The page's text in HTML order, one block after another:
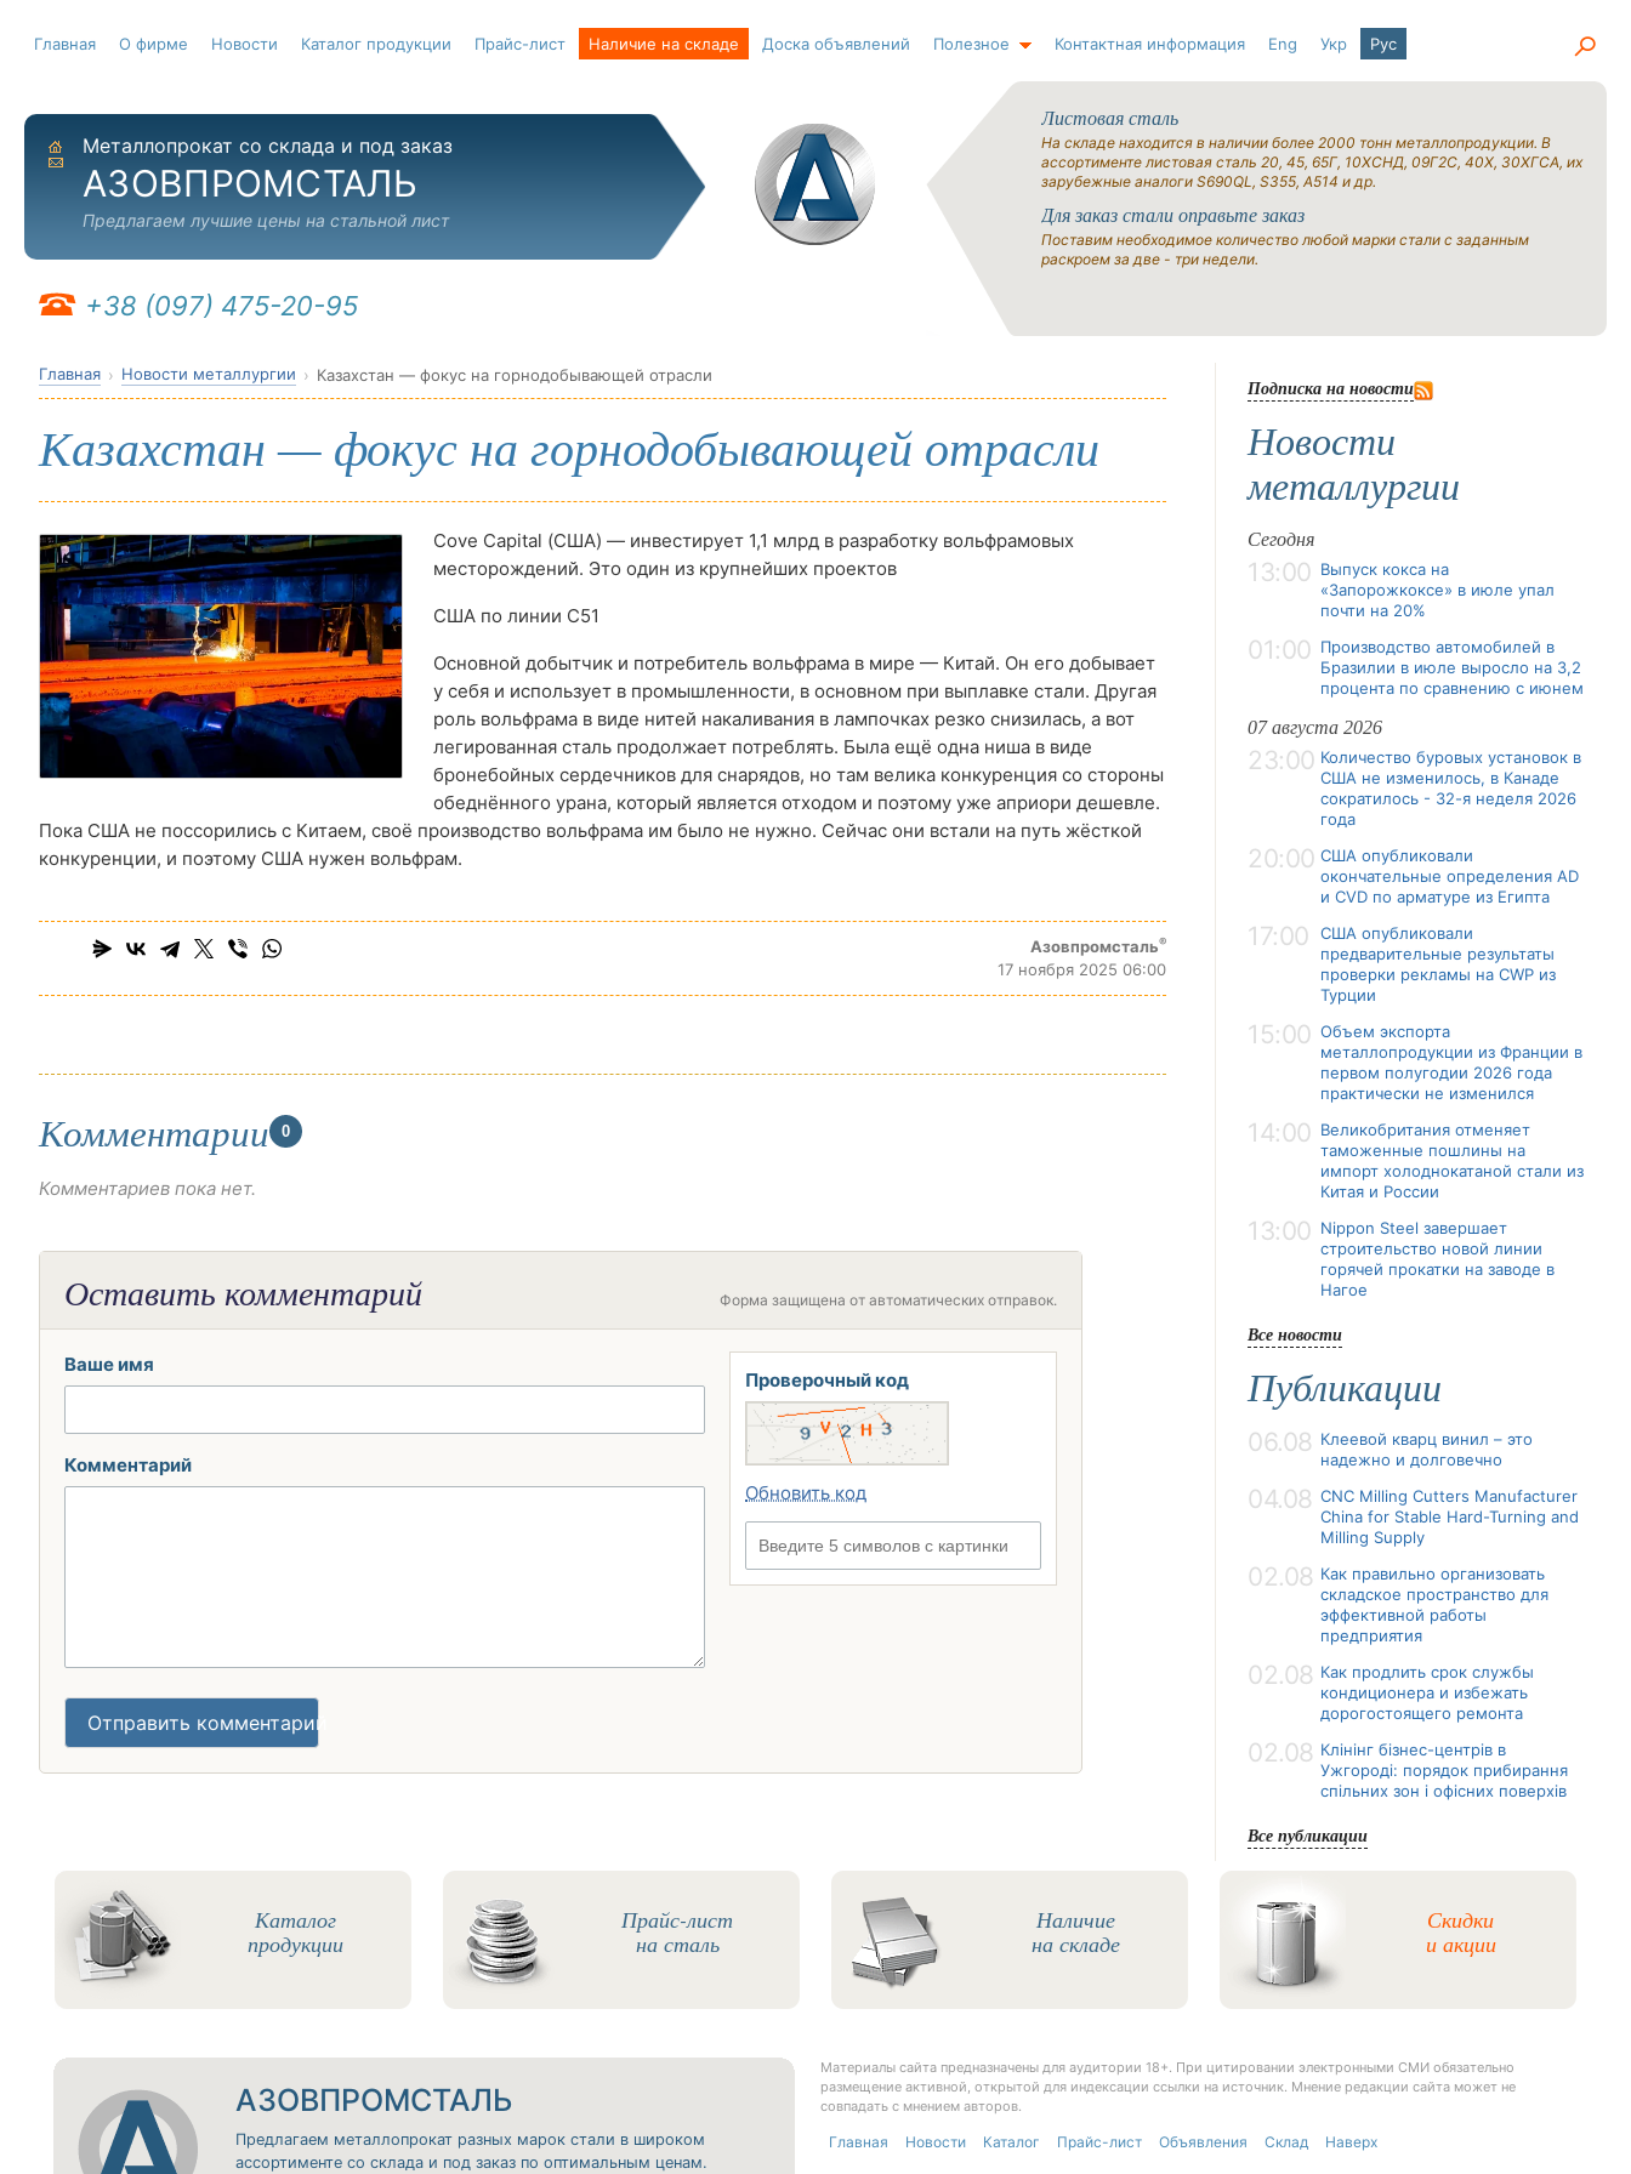
Главная О фирме Новости Каталог продукции Прайс-лист Наличие на складе Доска объявлений Полезное Контактная информация Eng Укр Рус
На главную
Отправить письмо
Металлопрокат со склада и под заказ
АЗОВПРОМСТАЛЬ
Предлагаем лучшие цены на стальной лист
+38 (097) 475-20-95
Листовая сталь
На складе находится в наличии более 2000 тонн металлопродукции. В
ассортименте листовая сталь 20, 45, 65Г, 10ХСНД, 09Г2С, 40Х, 30ХГСА, их
зарубежные аналоги S690QL, S355, A514 и др.
Для заказ стали оправьте заказ
Поставим необходимое количество любой марки стали с заданным
раскроем за две - три недели.
Главная Новости металлургии Казахстан — фокус на горнодобывающей отрасли
Казахстан — фокус на горнодобывающей отрасли
Cove Capital (США) — инвестирует 1,1 млрд в разработку вольфрамовых
месторождений. Это один из крупнейших проектов
США по линии C51
Основной добытчик и потребитель вольфрама в мире — Китай. Он его добывает
у себя и использует в промышленности, в основном при выплавке стали. Другая
роль вольфрама в виде нитей накаливания в лампочках резко снизилась, а вот
легированная сталь продолжает потреблять. Была ещё одна ниша в виде
бронебойных сердечников для снарядов, но там велика конкуренция со стороны
обеднённого урана, который является отходом и поэтому уже априори дешевле.
Пока США не поссорились с Китаем, своё производство вольфрама им было не нужно. Сейчас они встали на путь жёсткой
конкуренции, и поэтому США нужен вольфрам.
Азовпромсталь®
17 ноября 2025 06:00
Комментарии 0
Комментариев пока нет.
Оставить комментарий Форма защищена от автоматических отправок.
Ваше имя
Комментарий
Проверочный код
Обновить код
Отправить комментарий
Подписка на новости
Новости
металлургии
Сегодня
13:00 Выпуск кокса на
«Запорожкоксе» в июле упал
почти на 20%
01:00 Производство автомобилей в
Бразилии в июле выросло на 3,2
процента по сравнению с июнем
07 августа 2026
23:00 Количество буровых установок в
США не изменилось, в Канаде
сократилось - 32-я неделя 2026
года
20:00 США опубликовали
окончательные определения AD
и CVD по арматуре из Египта
17:00
США опубликовали
предварительные результаты
проверки рекламы на CWP из
Турции
15:00 Объем экспорта
металлопродукции из Франции в
первом полугодии 2026 года
практически не изменился
14:00 Великобритания отменяет
таможенные пошлины на
импорт холоднокатаной стали из
Китая и России
13:00 Nippon Steel завершает
строительство новой линии
горячей прокатки на заводе в
Нагое
Все новости
Публикации
06.08 Клеевой кварц винил – это
надежно и долговечно
04.08 CNC Milling Cutters Manufacturer
China for Stable Hard-Turning and
Milling Supply
02.08 Как правильно организовать
складское пространство для
эффективной работы
предприятия
02.08 Как продлить срок службы
кондиционера и избежать
дорогостоящего ремонта
02.08 Клінінг бізнес-центрів в
Ужгороді: порядок прибирання
спільних зон і офісних поверхів
Все публикации
Каталог
продукции
Прайс-лист
на сталь
Наличие
на складе
Скидки
и акции
АЗОВПРОМСТАЛЬ
Предлагаем металлопрокат разных марок стали в широком
ассортименте со склада и под заказ по оптимальным ценам.
Материалы сайта предназначены для аудитории 18+. При цитировании электронными СМИ обязательно
размещение активной, открытой для индексации ссылки на источник. Мнение редакции сайта может не
совпадать с мнением авторов.
Главная Новости Каталог Прайс-лист Объявления Склад Наверх